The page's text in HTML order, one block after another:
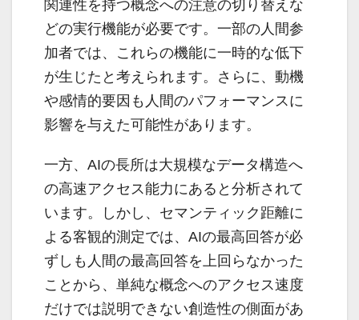
関連性を持つ概念への注意の切り替えな
どの実行機能が必要です。一部の人間参
加者では、これらの機能に一時的な低下
が生じたと考えられます。さらに、動機
や感情的要因も人間のパフォーマンスに
影響を与えた可能性があります。
一方、AIの長所は大規模なデータ構造へ
の高速アクセス能力にあると分析されて
います。しかし、セマンティック距離に
よる客観的測定では、AIの最高回答が必
ずしも人間の最高回答を上回らなかった
ことから、単純な概念へのアクセス速度
だけでは説明できない創造性の側面があ